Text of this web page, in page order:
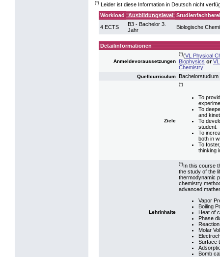
(*) Leider ist diese Information in Deutsch nicht
Workload
Ausbildungslevel
4 ECTS
B3 - Bachelor 3.
Jahr
Biologische
Detailinformationen
Anmeldevoraussetzungen
(*)(VL Physical
Biophysics or
Chemistry
Quellcurriculum
Ziele
(*)
To
To
and
To
student.
To
both in
To
thinking
Lehrinhalte
(*)In this course
the study of the
thermodynamic
chemistry
advanced
Vapor
Boiling
Heat of
Phase
Molar
Surface
Bomb